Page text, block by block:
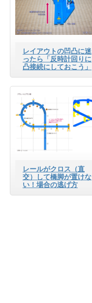
レイアウトの凹凸に迷
ったら「反時計回りに
凸接続にしておこう」
レールがクロス（直
交）して橋脚が置けな
い！場合の逃げ方